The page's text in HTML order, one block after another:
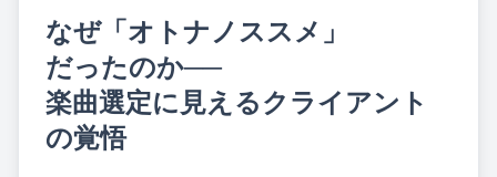
なぜ「オトナノススメ」
だったのか──
楽曲選定に見えるクライアント
の覚悟